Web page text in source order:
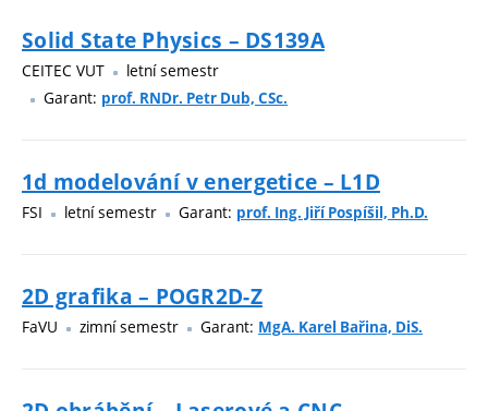
Solid State Physics – DS139A
CEITEC VUT
letní semestr
Garant: prof. RNDr. Petr Dub, CSc.
1d modelování v energetice – L1D
FSI letní semestr Garant: prof. Ing. Jiří Pospíšil, Ph.D.
2D grafika – POGR2D-Z
FaVU zimní semestr Garant: MgA. Karel Bařina, DiS.